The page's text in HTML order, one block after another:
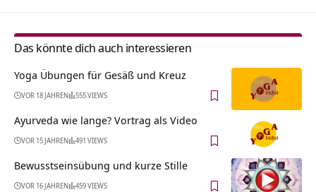
Das könnte dich auch interessieren
Yoga Übungen für Gesäß und Kreuz
VOR 18 JAHREN 555 VIEWS
Ayurveda wie lange? Vortrag als Video
VOR 15 JAHREN 491 VIEWS
Bewusstseinsübung und kurze Stille
VOR 16 JAHREN 459 VIEWS